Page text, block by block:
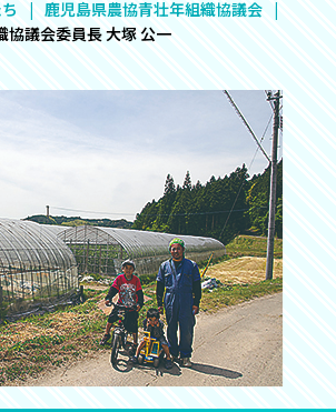
鹿児島県農協青壮年組織協議会
協議会委員長 大塚 公一